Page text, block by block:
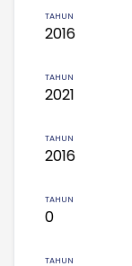
2016
2021
2016
0